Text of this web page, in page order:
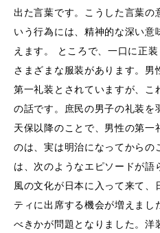
出た言葉です。こうした言葉の
いう行為には、精神的な深い意
えます。 ところで、一口に正
さまざまな服装があります。男
第一礼装とされていますが、こ
の話です。庶民の男子の礼装を
天保以降のことで、男性の第一
のは、実は明治になってからの
は、次のようなエピソードが
風の文化が日本に入って来て、
ティに出席する機会が増えまし
べきかが問題となりました。洋